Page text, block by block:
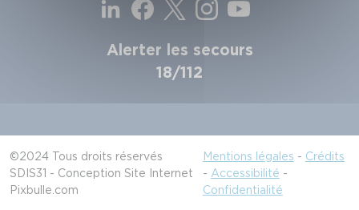
Alerter les secours
18/112
©2024 Tous droits réservés
SDIS31 - Conception Site Internet
Pixbulle.com
Mentions légales - Crédits
- Accessibilité -
Confidentialité